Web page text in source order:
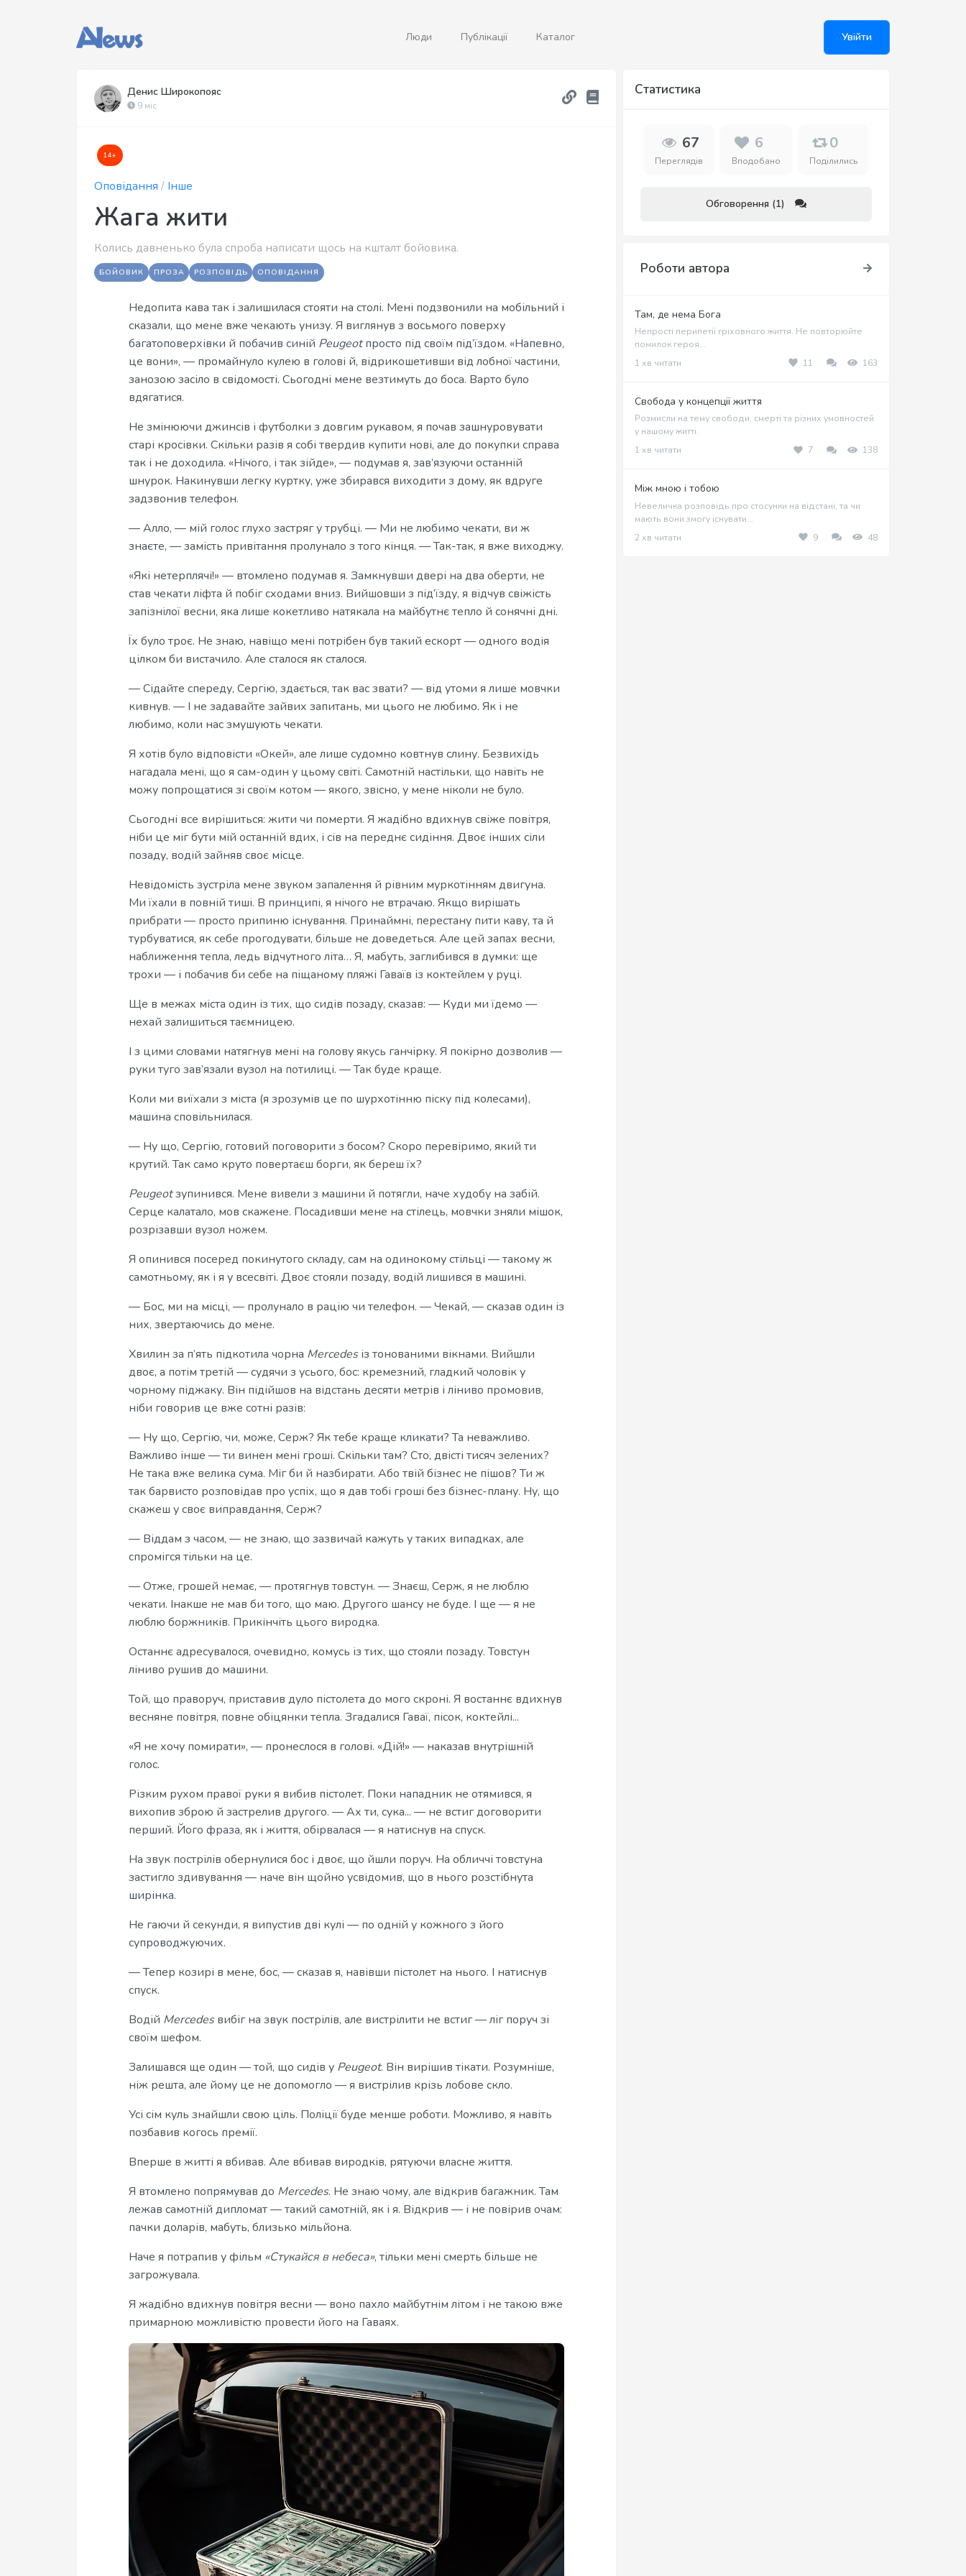
Люди Публікації Каталог Увійти
Денис Широкопояс
9 міс
14+
Оповідання / Інше
Жага жити
Колись давненько була спроба написати щось на кшталт бойовика.
БОЙОВИК ПРОЗА РОЗПОВІДЬ ОПОВІДАННЯ
Недопита кава так і залишилася стояти на столі. Мені подзвонили на мобільний і
сказали, що мене вже чекають унизу. Я виглянув з восьмого поверху
багатоповерхівки й побачив синій Peugeotпросто під своїм під’їздом. «Напевно,
це вони», — промайнуло кулею в голові й, відрикошетивши від лобної частини,
занозою засіло в свідомості. Сьогодні мене везтимуть до боса. Варто було
вдягатися.
Не змінюючи джинсів і футболки з довгим рукавом, я почав зашнуровувати
старі кросівки. Скільки разів я собі твердив купити нові, але до покупки справа
так і не доходила. «Нічого, і так зійде», — подумав я, зав’язуючи останній
шнурок. Накинувши легку куртку, уже збирався виходити з дому, як вдруге
задзвонив телефон.
— Алло, — мій голос глухо застряг у трубці. — Ми не любимо чекати, ви ж
знаєте, — замість привітання пролунало з того кінця. — Так-так, я вже виходжу.
«Які нетерплячі!» — втомлено подумав я. Замкнувши двері на два оберти, не
став чекати ліфта й побіг сходами вниз. Вийшовши з під’їзду, я відчув свіжість
запізнілої весни, яка лише кокетливо натякала на майбутнє тепло й сонячні дні.
Їх було троє. Не знаю, навіщо мені потрібен був такий ескорт — одного водія
цілком би вистачило. Але сталося як сталося.
— Сідайте спереду, Сергію, здається, так вас звати? — від утоми я лише мовчки
кивнув. — І не задавайте зайвих запитань, ми цього не любимо. Як і не
любимо, коли нас змушують чекати.
Я хотів було відповісти «Окей», але лише судомно ковтнув слину. Безвихідь
нагадала мені, що я сам-один у цьому світі. Самотній настільки, що навіть не
можу попрощатися зі своїм котом — якого, звісно, у мене ніколи не було.
Сьогодні все вирішиться: жити чи померти. Я жадібно вдихнув свіже повітря,
ніби це міг бути мій останній вдих, і сів на переднє сидіння. Двоє інших сіли
позаду, водій зайняв своє місце.
Невідомість зустріла мене звуком запалення й рівним муркотінням двигуна.
Ми їхали в повній тиші. В принципі, я нічого не втрачаю. Якщо вирішать
прибрати — просто припиню існування. Принаймні, перестану пити каву, та й
турбуватися, як себе прогодувати, більше не доведеться. Але цей запах весни,
наближення тепла, ледь відчутного літа… Я, мабуть, заглибився в думки: ще
трохи — і побачив би себе на піщаному пляжі Гаваїв із коктейлем у руці.
Ще в межах міста один із тих, що сидів позаду, сказав: — Куди ми їдемо —
нехай залишиться таємницею.
І з цими словами натягнув мені на голову якусь ганчірку. Я покірно дозволив —
руки туго зав’язали вузол на потилиці. — Так буде краще.
Коли ми виїхали з міста (я зрозумів це по шурхотінню піску під колесами),
машина сповільнилася.
— Ну що, Сергію, готовий поговорити з босом? Скоро перевіримо, який ти
крутий. Так само круто повертаєш борги, як береш їх?
Peugeotзупинився. Мене вивели з машини й потягли, наче худобу на забій.
Серце калатало, мов скажене. Посадивши мене на стілець, мовчки зняли мішок,
розрізавши вузол ножем.
Я опинився посеред покинутого складу, сам на одинокому стільці — такому ж
самотньому, як і я у всесвіті. Двоє стояли позаду, водій лишився в машині.
— Бос, ми на місці, — пролунало в рацію чи телефон. — Чекай, — сказав один із
них, звертаючись до мене.
Хвилин за п’ять підкотила чорна Mercedesіз тонованими вікнами. Вийшли
двоє, а потім третій — судячи з усього, бос: кремезний, гладкий чоловік у
чорному піджаку. Він підійшов на відстань десяти метрів і ліниво промовив,
ніби говорив це вже сотні разів:
— Ну що, Сергію, чи, може, Серж? Як тебе краще кликати? Та неважливо.
Важливо інше — ти винен мені гроші. Скільки там? Сто, двісті тисяч зелених?
Не така вже велика сума. Міг би й назбирати. Або твій бізнес не пішов? Ти ж
так барвисто розповідав про успіх, що я дав тобі гроші без бізнес-плану. Ну, що
скажеш у своє виправдання, Серж?
— Віддам з часом, — не знаю, що зазвичай кажуть у таких випадках, але
спромігся тільки на це.
— Отже, грошей немає, — протягнув товстун. — Знаєш, Серж, я не люблю
чекати. Інакше не мав би того, що маю. Другого шансу не буде. І ще — я не
люблю боржників. Прикінчіть цього виродка.
Останнє адресувалося, очевидно, комусь із тих, що стояли позаду. Товстун
ліниво рушив до машини.
Той, що праворуч, приставив дуло пістолета до мого скроні. Я востаннє вдихнув
весняне повітря, повне обіцянки тепла. Згадалися Гаваї, пісок, коктейлі...
«Я не хочу помирати», — пронеслося в голові. «Дій!» — наказав внутрішній
голос.
Різким рухом правої руки я вибив пістолет. Поки нападник не отямився, я
вихопив зброю й застрелив другого. — Ах ти, сука... — не встиг договорити
перший. Його фраза, як і життя, обірвалася — я натиснув на спуск.
На звук пострілів обернулися бос і двоє, що йшли поруч. На обличчі товстуна
застигло здивування — наче він щойно усвідомив, що в нього розстібнута
ширінка.
Не гаючи й секунди, я випустив дві кулі — по одній у кожного з його
супроводжуючих.
— Тепер козирі в мене, бос, — сказав я, навівши пістолет на нього. І натиснув
спуск.
Водій Mercedesвибіг на звук пострілів, але вистрілити не встиг — ліг поруч зі
своїм шефом.
Залишався ще один — той, що сидів у Peugeot. Він вирішив тікати. Розумніше,
ніж решта, але йому це не допомогло — я вистрілив крізь лобове скло.
Усі сім куль знайшли свою ціль. Поліції буде менше роботи. Можливо, я навіть
позбавив когось премії.
Вперше в житті я вбивав. Але вбивав виродків, рятуючи власне життя.
Я втомлено попрямував до Mercedes. Не знаю чому, але відкрив багажник. Там
лежав самотній дипломат — такий самотній, як і я. Відкрив — і не повірив очам:
пачки доларів, мабуть, близько мільйона.
Наче я потрапив у фільм «Стукайся в небеса», тільки мені смерть більше не
загрожувала.
Я жадібно вдихнув повітря весни — воно пахло майбутнім літом і не такою вже
примарною можливістю провести його на Гаваях.
Статистика
67
Переглядів
6
Вподобано
0
Поділились
Обговорення (1)
Роботи автора
Там, де нема Бога
Непрості перипетії гріховного життя. Не повторюйте
помилок героя...
1 хв читати
11 163
Свобода у концепції життя
Розмисли на тему свободи, смерті та різних умовностей
у нашому житті.
1 хв читати
7 138
Між мною і тобою
Невеличка розповідь про стосунки на відстані, та чи
мають вони змогу існувати...
2 хв читати
9 48